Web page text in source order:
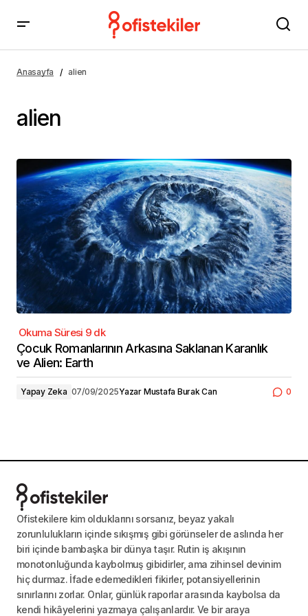
Anasayfa alien
alien
Çocuk Romanlarının Arkasına Saklanan Karanlık
ve Alien: Earth
Yapay Zeka 07/09/2025Yazar Mustafa Burak Can 0
Ofistekilere kim olduklarını sorsanız, beyaz yakalı
zorunlulukların içinde sıkışmış gibi görünseler de aslında her
biri içinde bambaşka bir dünya taşır. Rutin iş akışının
monotonluğunda kaybolmuş gibidirler, ama zihinsel devinim
hiç durmaz. İfade edemedikleri fikirler, potansiyellerinin
sınırlarını zorlar. Onlar, günlük raporlar arasında kaybolsa da
kendi hikâyelerini yazmaya çalışanlardır. Ve bir araya